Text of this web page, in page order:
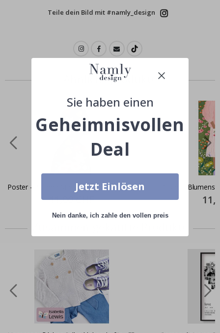
Teile dein Bild mit #namly_design
Ähnliche produkte
Poster - Blumen Silhouette
11,00 CHF
Poster -
Price
Sie haben einen
Geheimnisvollen
Deal
Jetzt Einlösen
Nein danke, ich zahle den vollen preis